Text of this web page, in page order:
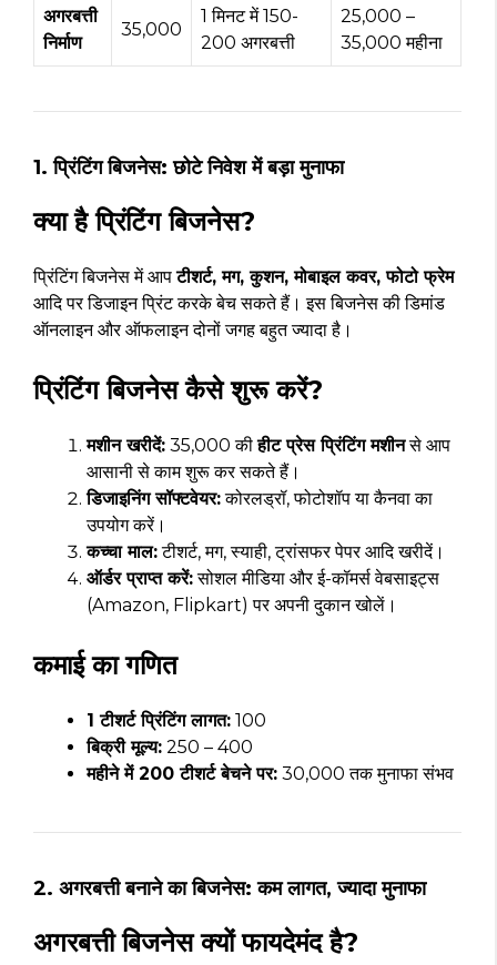
अगरबत्ती
निर्माण
₹35,000
1 मिनट में 150-
200 अगरबत्ती
₹25,000 –
₹35,000 महीना
1. प्रिंटिंग बिजनेस: छोटे निवेश में बड़ा मुनाफा
क्या है प्रिंटिंग बिजनेस?
प्रिंटिंग बिजनेस में आपटीशर्ट, मग, कुशन, मोबाइल कवर, फोटो फ्रेम
आदि पर डिजाइन प्रिंट करके बेच सकते हैं। इस बिजनेस की डिमांड
ऑनलाइन और ऑफलाइन दोनों जगह बहुत ज्यादा है।
प्रिंटिंग बिजनेस कैसे शुरू करें?
मशीन खरीदें: ₹35,000 कीहीट प्रेस प्रिंटिंग मशीनसे आप
आसानी से काम शुरू कर सकते हैं।
डिजाइनिंग सॉफ्टवेयर:कोरलड्रॉ, फोटोशॉप या कैनवा का
उपयोग करें।
कच्चा माल:टीशर्ट, मग, स्याही, ट्रांसफर पेपर आदि खरीदें।
ऑर्डर प्राप्त करें:सोशल मीडिया और ई-कॉमर्स वेबसाइट्स
(Amazon, Flipkart) पर अपनी दुकान खोलें।
कमाई का गणित
1 टीशर्ट प्रिंटिंग लागत: ₹100
बिक्री मूल्य: ₹250 – ₹400
महीने में 200 टीशर्ट बेचने पर: ₹30,000 तक मुनाफा संभव
2. अगरबत्ती बनाने का बिजनेस: कम लागत, ज्यादा मुनाफा
अगरबत्ती बिजनेस क्यों फायदेमंद है?